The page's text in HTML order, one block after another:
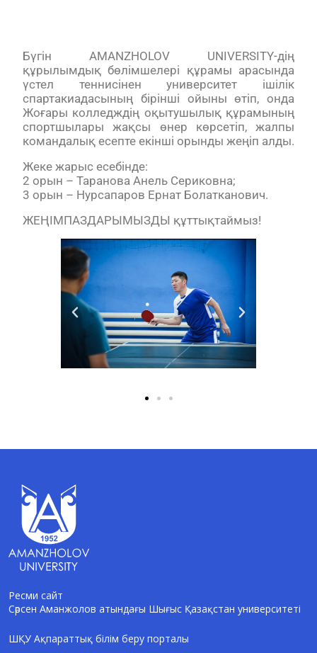
Бүгін AMANZHOLOV UNIVERSITY-дің
құрылымдық бөлімшелері құрамы арасында
үстел теннисінен университет ішілік
спартакиадасының бірінші ойыны өтіп, онда
Жоғары колледждің оқытушылық құрамының
спортшылары жақсы өнер көрсетіп, жалпы
командалық есепте екінші орынды жеңіп алды.
Жеке жарыс есебінде:
2 орын – Таранова Анель Сериковна;
3 орын – Нурсапаров Ернат Болатканович.
ЖЕҢІМПАЗДАРЫМЫЗДЫ құттықтаймыз!
Ресми сайт
Сәрсен Аманжолов атындағы Шығыс Қазақстан университеті
ШҚУ Ақпараттық білім беру порталы
AI-Talapker